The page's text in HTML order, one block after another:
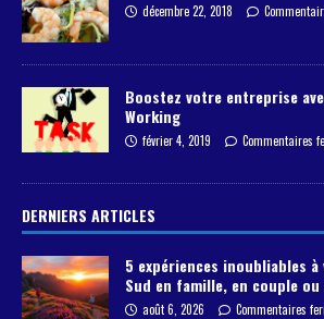
décembre 22, 2018
Boostez votre entreprise
Working
février 4, 2019 Commentaires
DERNIERS ARTICLES
5 expériences inoubliables
Sud en famille, en couple
août 6, 2026 Commentaires